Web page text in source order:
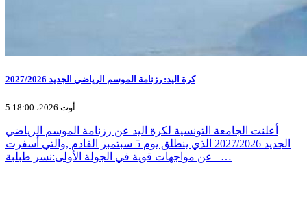
كرة اليد: رزنامة الموسم الرياضي الجديد 2027/2026
5 أوت 2026، 18:00
أعلنت الجامعة التونسية لكرة اليد عن رزنامة الموسم الرياضي
الجديد 2027/2026 الذي ينطلق يوم 5 سبتمبر القادم ,والتي أسفرت
عن مواجهات قوية في الجولة الأولى:نسر طبلبة _…